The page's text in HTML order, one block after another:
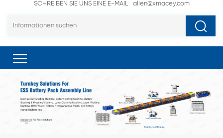
SCHREIBEN SIE UNS EINE E-MAIL
allen@xmacey.com